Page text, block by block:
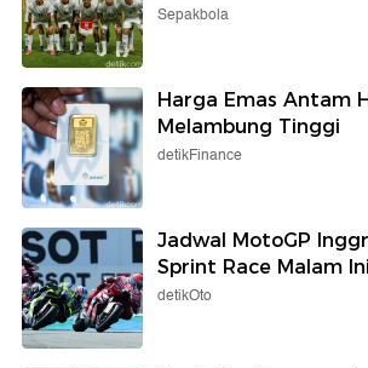
Sepakbola
Harga Emas Antam
Melambung Tinggi
detikFinance
Jadwal MotoGP
Sprint Race Malam
detikOto